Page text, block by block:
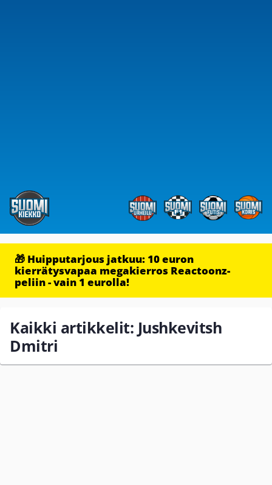
🎁 Huipputarjous jatkuu: 10 euron
kierrätysvapaa megakierros Reactoonz-
peliin - vain 1 eurolla!
Kaikki artikkelit: Jushkevitsh
Dmitri